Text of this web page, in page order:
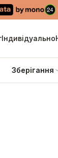
Індивідуально
Зберігання